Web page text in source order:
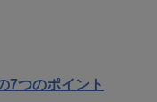
7つのポイント